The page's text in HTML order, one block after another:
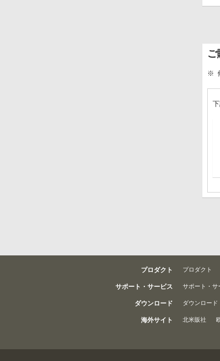
※
プロダクト プロダクト
サポート・サービス サポート・サ
ダウンロード ダウンロード
海外サイト 北米販社